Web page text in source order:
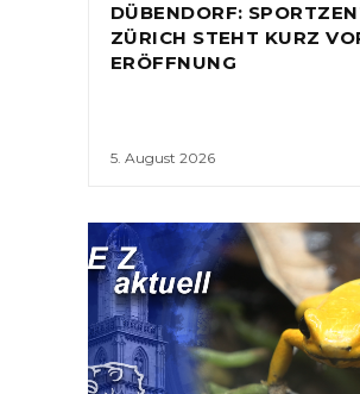
DÜBENDORF:
ZÜRICH STEHT KURZ
ERÖFFNUNG
5. August 2026